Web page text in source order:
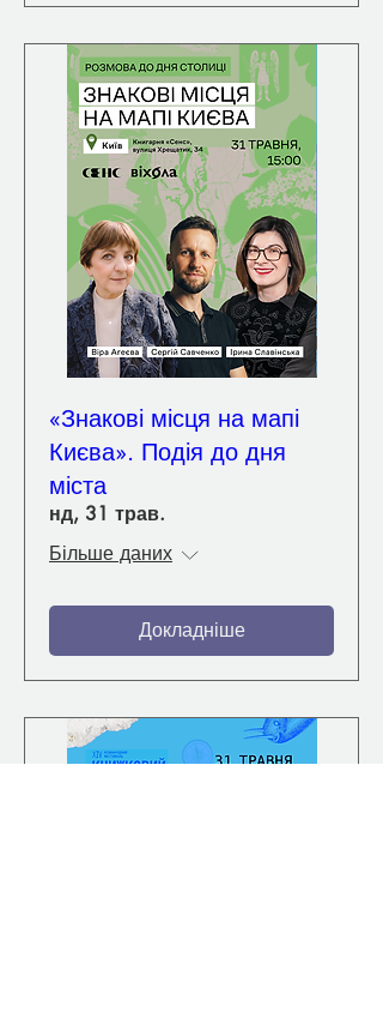
«Знакові місця на мапі
Києва». Подія до дня
міста
нд, 31 трав.
Більше даних
Докладніше